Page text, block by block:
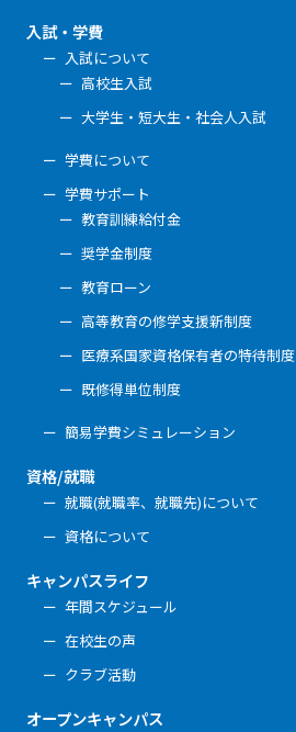
入試・学費
入試について
高校生入試
大学生・短大生・社会人入試
学費について
学費サポート
教育訓練給付金
奨学金制度
教育ローン
高等教育の修学支援新制度
医療系国家資格保有者の特待制度
既修得単位制度
簡易学費シミュレーション
資格/就職
就職(就職率、就職先)について
資格について
キャンパスライフ
年間スケジュール
在校生の声
クラブ活動
オープンキャンパス